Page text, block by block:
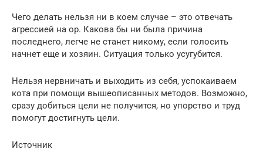
Чего делать нельзя ни в коем случае – это отвечать
агрессией на ор. Какова бы ни была причина
последнего, легче не станет никому, если голосить
начнет еще и хозяин. Ситуация только усугубится.
Нельзя нервничать и выходить из себя, успокаиваем
кота при помощи вышеописанных методов. Возможно,
сразу добиться цели не получится, но упорство и труд
помогут достигнуть цели.
Источник